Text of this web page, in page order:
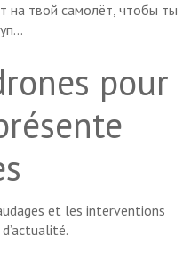
на твой самолёт, чтобы ты
pour
et les interventions